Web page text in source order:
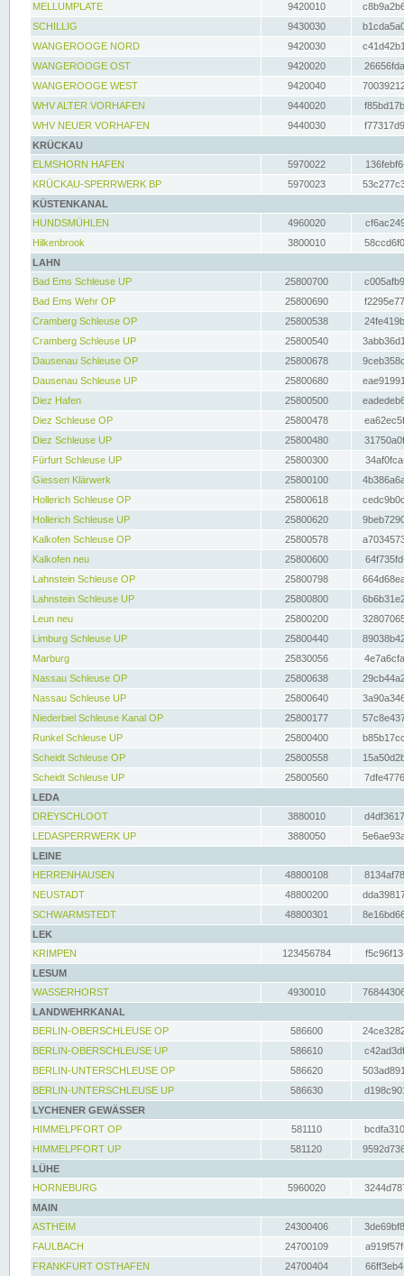
MELLUMPLATE
9420010
SCHILLIG
9430030
WANGEROOGE NORD
9420030
WANGEROOGE OST
9420020
WANGEROOGE WEST
9420040
WHV ALTER VORHAFEN
9440020
WHV NEUER VORHAFEN
9440030
KRÜCKAU
ELMSHORN HAFEN
5970022
KRÜCKAU-SPERRWERK BP
5970023
KÜSTENKANAL
HUNDSMÜHLEN
4960020
Hilkenbrook
3800010
LAHN
Bad Ems Schleuse UP
25800700
Bad Ems Wehr OP
25800690
Cramberg Schleuse OP
25800538
Cramberg Schleuse UP
25800540
Dausenau Schleuse OP
25800678
Dausenau Schleuse UP
25800680
Diez Hafen
25800500
Diez Schleuse OP
25800478
Diez Schleuse UP
25800480
Fürfurt Schleuse UP
25800300
Giessen Klärwerk
25800100
Hollerich Schleuse OP
25800618
Hollerich Schleuse UP
25800620
Kalkofen Schleuse OP
25800578
Kalkofen neu
25800600
Lahnstein Schleuse OP
25800798
Lahnstein Schleuse UP
25800800
Leun neu
25800200
Limburg Schleuse UP
25800440
Marburg
25830056
Nassau Schleuse OP
25800638
Nassau Schleuse UP
25800640
Niederbiel Schleuse Kanal OP
25800177
Runkel Schleuse UP
25800400
Scheidt Schleuse OP
25800558
Scheidt Schleuse UP
25800560
LEDA
DREYSCHLOOT
3880010
LEDASPERRWERK UP
3880050
LEINE
HERRENHAUSEN
48800108
NEUSTADT
48800200
SCHWARMSTEDT
48800301
LEK
KRIMPEN
123456784
LESUM
WASSERHORST
4930010
LANDWEHRKANAL
BERLIN-OBERSCHLEUSE OP
586600
BERLIN-OBERSCHLEUSE UP
586610
BERLIN-UNTERSCHLEUSE OP
586620
BERLIN-UNTERSCHLEUSE UP
586630
LYCHENER GEWÄSSER
HIMMELPFORT OP
581110
HIMMELPFORT UP
581120
LÜHE
HORNEBURG
5960020
MAIN
ASTHEIM
24300406
FAULBACH
24700109
FRANKFURT OSTHAFEN
24700404